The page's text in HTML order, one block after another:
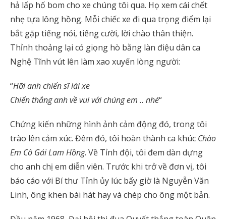
hả lấp hố bom cho xe chúng tôi qua. Họ xem cái chết
nhẹ tựa lông hồng. Mỗi chiếc xe đi qua trọng điểm lại
bắt gặp tiếng nói, tiếng cười, lời chào thân thiện.
Thỉnh thoảng lại có giọng hò bằng làn điệu dân ca
Nghệ Tĩnh vút lên làm xao xuyến lòng người:
“Hỡi anh chiến sĩ lái xe
Chiến thắng anh về vui với chúng em .. nhé“
Chứng kiến những hình ảnh cảm động đó, trong tôi
trào lên cảm xúc. Đêm đó, tôi hoàn thành ca khúc Chào
Em Cô Gái Lam Hồng. Về Tỉnh đội, tôi đem dàn dựng
cho anh chị em diễn viên. Trước khi trở về đơn vị, tôi
báo cáo với Bí thư Tỉnh ủy lúc bấy giờ là Nguyễn Văn
Linh, ông khen bài hát hay và chép cho ông một bản.